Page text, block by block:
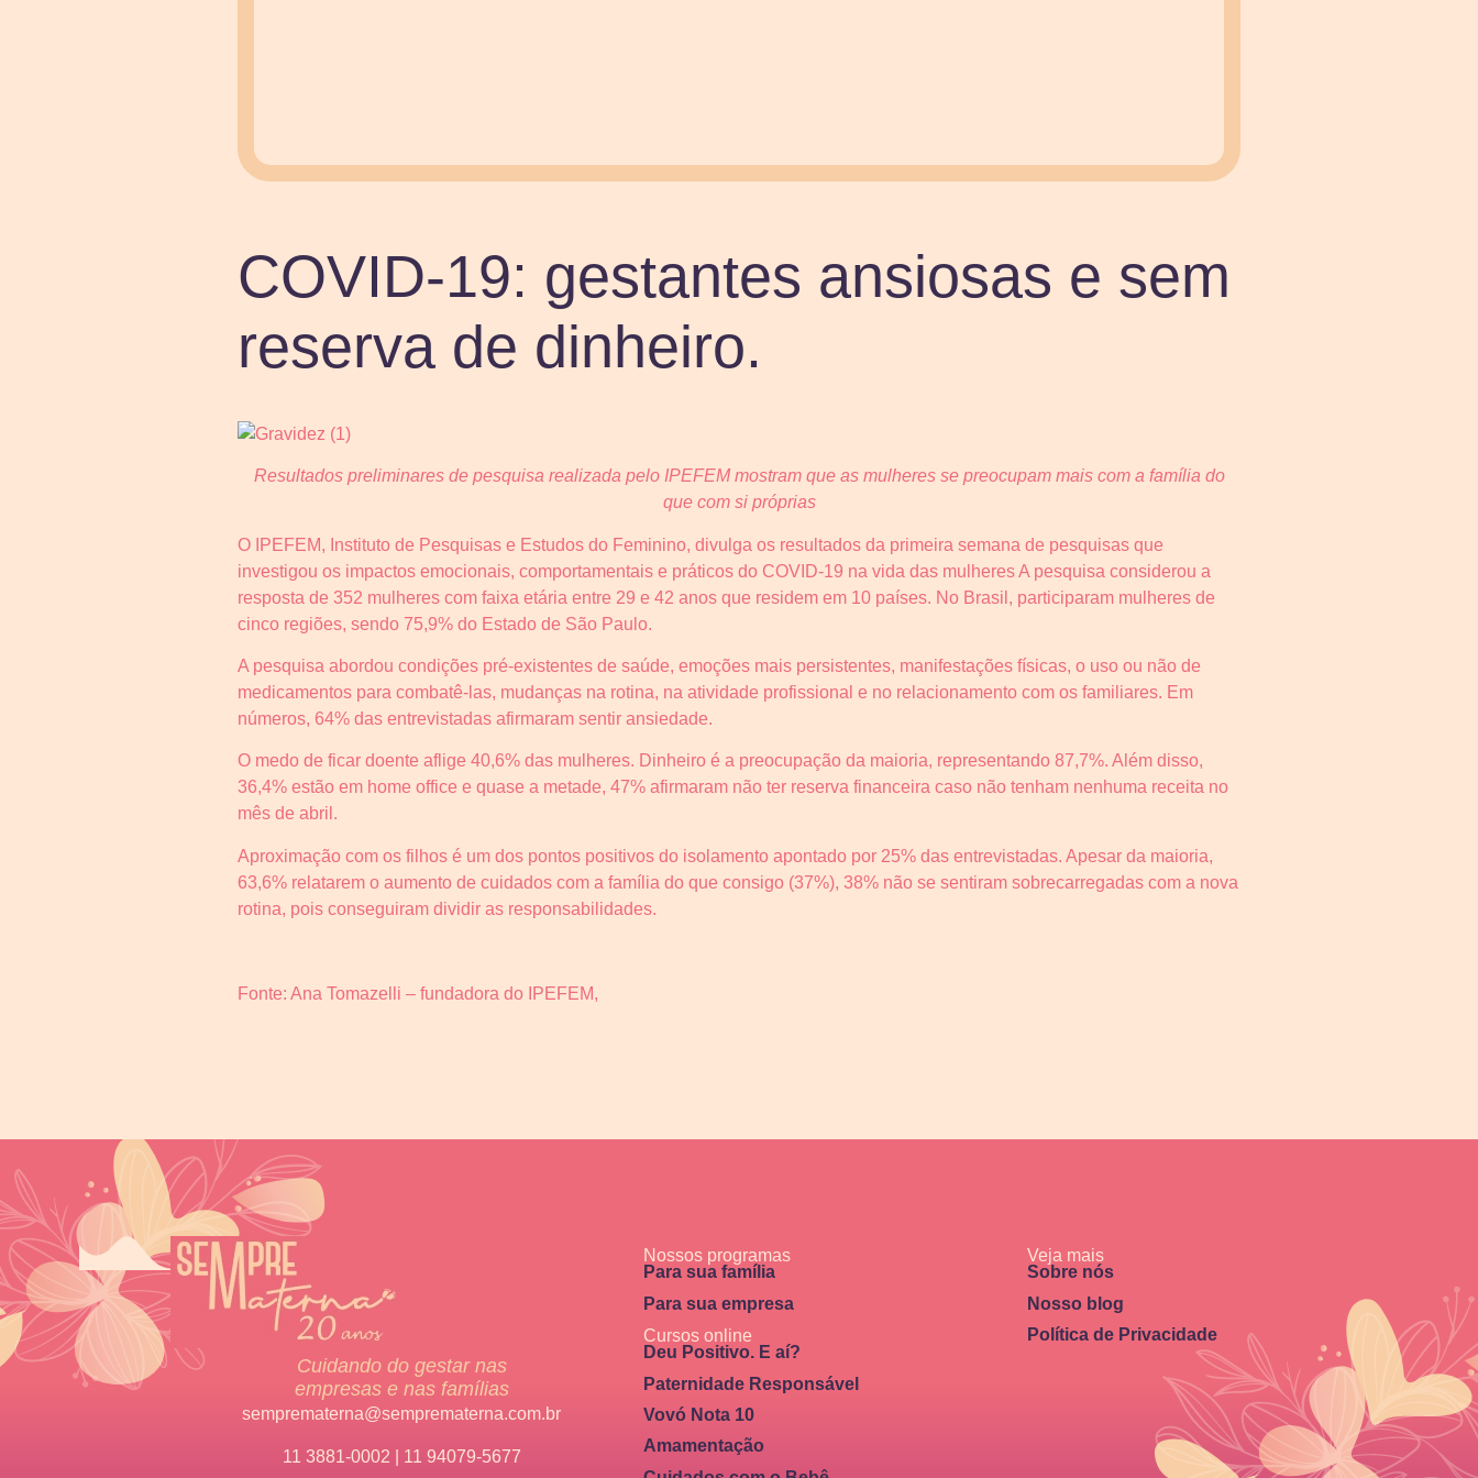
COVID-19: gestantes ansiosas e sem
reserva de dinheiro.
Resultados preliminares de pesquisa realizada pelo IPEFEM mostram que as mulheres se preocupam mais com a família do
que com si próprias
O IPEFEM, Instituto de Pesquisas e Estudos do Feminino, divulga os resultados da primeira semana de pesquisas que
investigou os impactos emocionais, comportamentais e práticos do COVID-19 na vida das mulheres A pesquisa considerou a
resposta de 352 mulheres com faixa etária entre 29 e 42 anos que residem em 10 países. No Brasil, participaram mulheres de
cinco regiões, sendo 75,9% do Estado de São Paulo.
A pesquisa abordou condições pré-existentes de saúde, emoções mais persistentes, manifestações físicas, o uso ou não de
medicamentos para combatê-las, mudanças na rotina, na atividade profissional e no relacionamento com os familiares. Em
números, 64% das entrevistadas afirmaram sentir ansiedade.
O medo de ficar doente aflige 40,6% das mulheres. Dinheiro é a preocupação da maioria, representando 87,7%. Além disso,
36,4% estão em home office e quase a metade, 47% afirmaram não ter reserva financeira caso não tenham nenhuma receita no
mês de abril.
Aproximação com os filhos é um dos pontos positivos do isolamento apontado por 25% das entrevistadas. Apesar da maioria,
63,6% relatarem o aumento de cuidados com a família do que consigo (37%), 38% não se sentiram sobrecarregadas com a nova
rotina, pois conseguiram dividir as responsabilidades.
Fonte: Ana Tomazelli – fundadora do IPEFEM,
Cuidando do gestar nas
empresas e nas famílias
semprematerna@semprematerna.com.br
11 3881-0002 | 11 94079-5677
Nossos programas
Para sua família
Para sua empresa
Cursos online
Deu Positivo. E aí?
Paternidade Responsável
Vovó Nota 10
Amamentação
Veja mais
Sobre nós
Nosso blog
Política de Privacidade